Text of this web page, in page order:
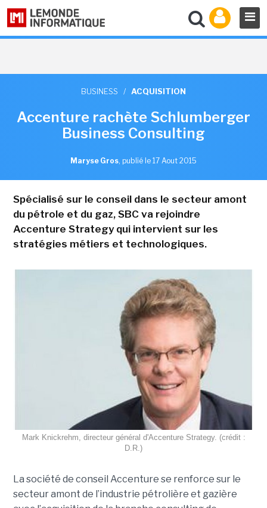
BUSINESS / ACQUISITION
Accenture rachète Schlumberger
Business Consulting
Maryse Gros, publié le 17 Aout 2015
Spécialisé sur le conseil dans le secteur amont
du pétrole et du gaz, SBC va rejoindre
Accenture Strategy qui intervient sur les
stratégies métiers et technologiques.
Mark Knickrehm, directeur général d'Accenture Strategy. (crédit :
D.R.)
La société de conseil Accenture se renforce sur le
secteur amont de l’industrie pétrolière et gazière